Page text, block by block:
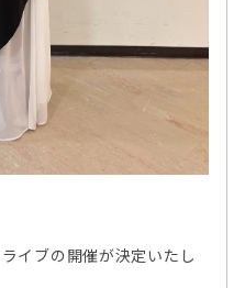
イブの開催が決定いたし